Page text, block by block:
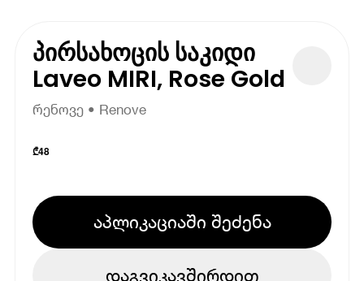
პირსახოცის საკიდი
Laveo MIRI, Rose Gold
რენოვე • Renove
₾48
აპლიკაციაში შეძენა
დაგვიკავშირდით